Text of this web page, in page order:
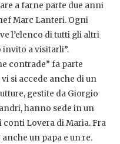
a farne parte due anni
Marc Lanteri. Ogni
l’elenco di tutti gli altri
invito a visitarli”.
contrade” fa parte
si accede anche di un
gestite da Giorgio
hanno sede in un
conti Lovera di Maria. Fra
un papa e un re.